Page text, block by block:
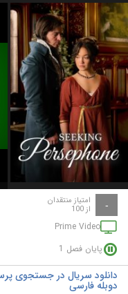
- امتیاز منتقدان
از 100
Prime Video
پایان فصل 1
دوبله فارسی